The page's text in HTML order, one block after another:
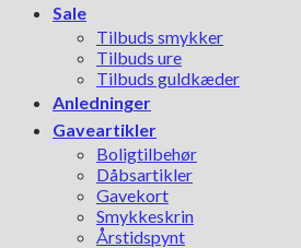
Sale
Tilbuds smykker
Tilbuds ure
Tilbuds guldkæder
Anledninger
Gaveartikler
Boligtilbehør
Dåbsartikler
Gavekort
Smykkeskrin
Årstidspynt